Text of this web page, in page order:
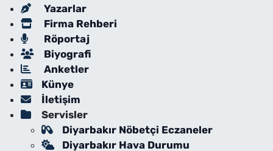
Yazarlar
Firma Rehberi
Röportaj
Biyografi
Anketler
Künye
İletişim
Servisler
Diyarbakır Nöbetçi Eczaneler
Diyarbakır Hava Durumu